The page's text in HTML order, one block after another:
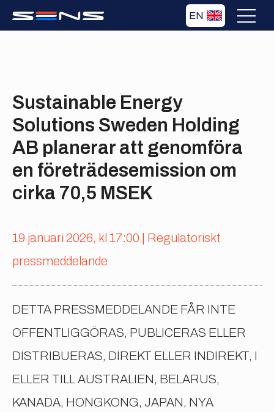
EN
Sustainable Energy
Solutions Sweden Holding
AB planerar att genomföra
en företrädesemission om
cirka 70,5 MSEK
19 januari 2026, kl 17:00 | Regulatoriskt
pressmeddelande
DETTA PRESSMEDDELANDE FÅR INTE
OFFENTLIGGÖRAS, PUBLICERAS ELLER
DISTRIBUERAS, DIREKT ELLER INDIREKT, I
ELLER TILL AUSTRALIEN, BELARUS,
KANADA, HONGKONG, JAPAN, NYA